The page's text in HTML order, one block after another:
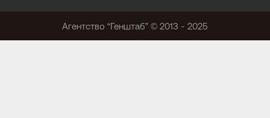
Агентство “Генштаб” © 2013 - 2025